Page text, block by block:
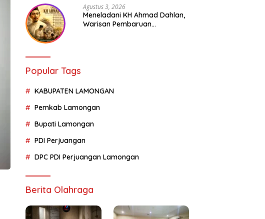
Agustus 3, 2026
Meneladani KH Ahmad Dahlan,
Warisan Pembaruan
Popular Tags
KABUPATEN LAMONGAN
Pemkab Lamongan
Bupati Lamongan
PDI Perjuangan
DPC PDI Perjuangan Lamongan
Berita Olahraga